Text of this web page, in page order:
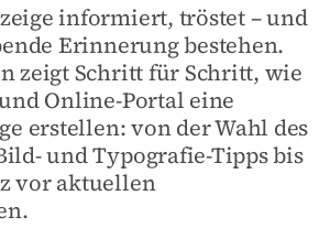
informiert, tröstet – und
Erinnerung bestehen.
zeigt Schritt für Schritt, wie
Online-Portal eine
erstellen: von der Wahl des
und Typografie-Tipps bis
vor aktuellen